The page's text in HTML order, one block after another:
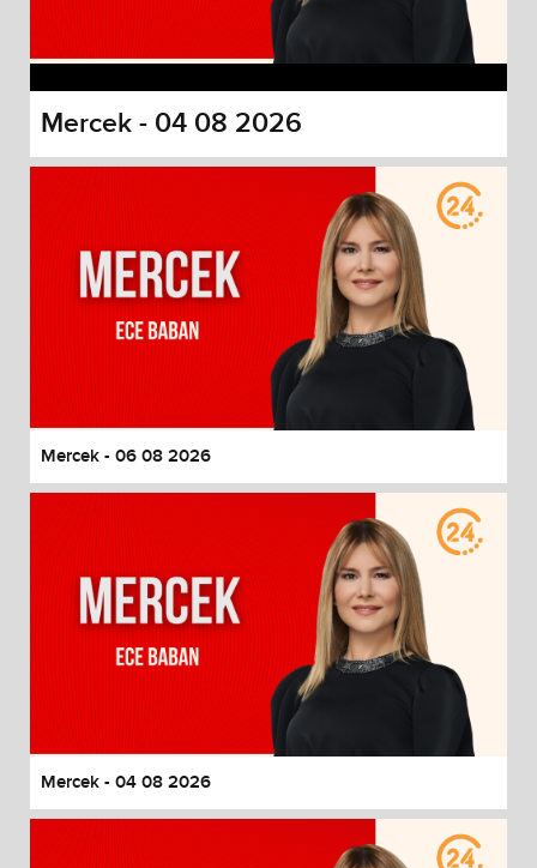
Mercek - 04 08 2026
Mercek - 06 08 2026
Mercek - 04 08 2026